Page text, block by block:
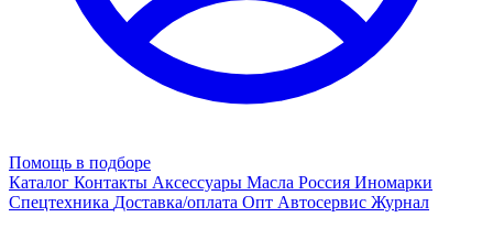
Помощь в подборе
Каталог Контакты Аксессуары Масла Россия Иномарки
Спецтехника Доставка/оплата Опт Автосервис Журнал